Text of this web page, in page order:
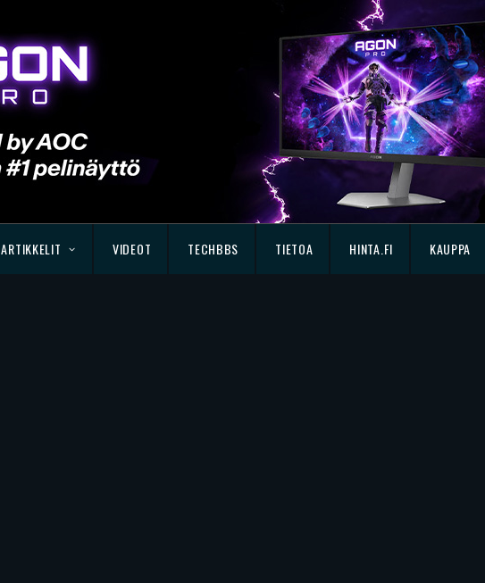
ARTIKKELIT VIDEOT TECHBBS TIETOA HINTA.FI KAUPPA